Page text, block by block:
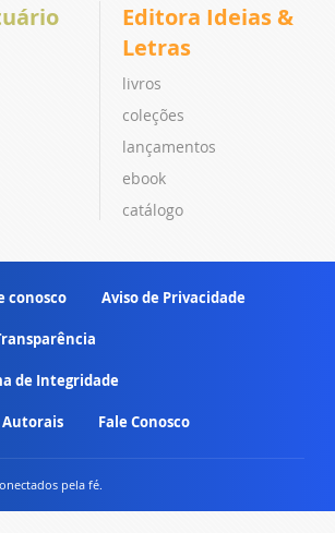
Editora Ideias &
Letras
livros
coleções
lançamentos
ebook
catálogo
conosco Aviso de Privacidade
de Integridade
Fale Conosco
pela fé.